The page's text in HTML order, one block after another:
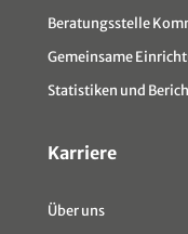
Beratungsstelle
Gemeinsame
Statistiken und
Karriere
Über uns